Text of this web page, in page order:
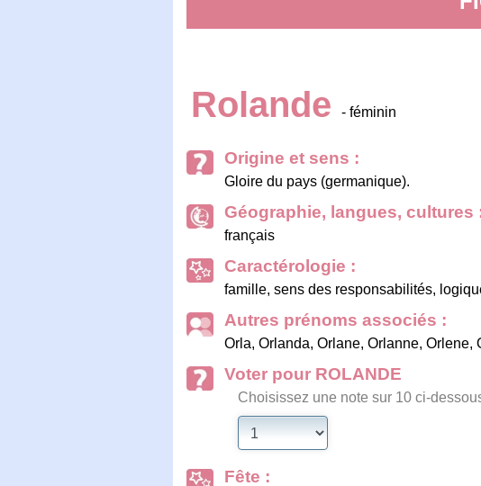
Rolande - féminin
Origine et sens :
Gloire du pays (germanique).
Géographie, langues, cultures
français
Caractérologie :
famille, sens des responsabilités,
Autres prénoms associés :
Orla, Orlanda, Orlane, Orlanne, Orlene,
Voter pour ROLANDE
Choisissez une note sur 10 ci-
Fête :